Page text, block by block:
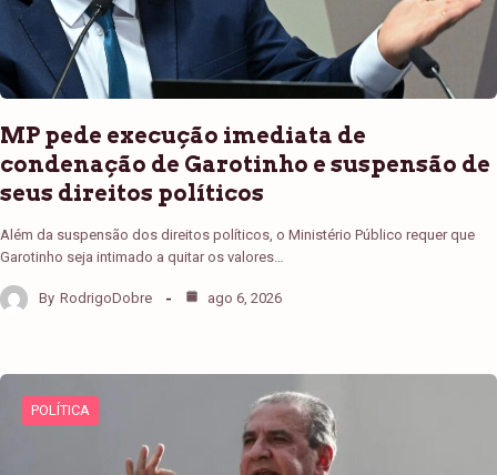
MP pede execução imediata de
condenação de Garotinho e suspensão de
seus direitos políticos
Além da suspensão dos direitos políticos, o Ministério Público requer que
Garotinho seja intimado a quitar os valores…
By RodrigoDobre ago 6, 2026
POLÍTICA